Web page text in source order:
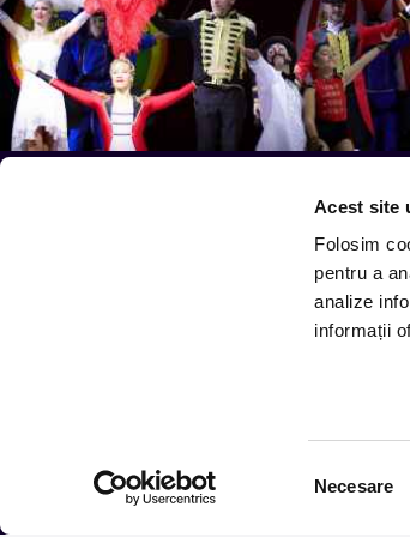
Acest site
Folosim
pentru a
analize
informații
Necesare
Tot ce te
Aboneaza-te la newsletter-ul
Urmareste noutatile pe